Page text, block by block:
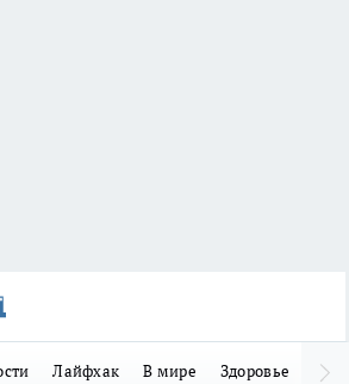
Лайфхак В мире Здоровье